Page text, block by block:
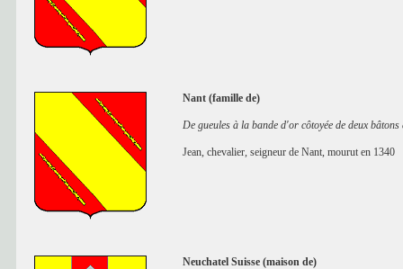
Nant (famille de)
De gueules à la bande d'or côtoyée de deux bâtons
Jean, chevalier, seigneur de Nant, mourut en 1340
Neuchatel Suisse (maison de)